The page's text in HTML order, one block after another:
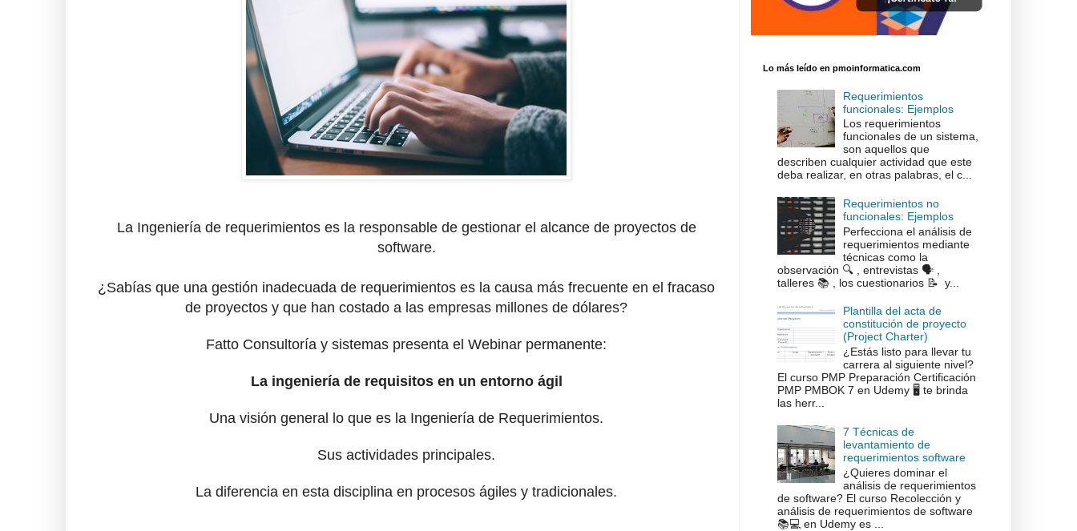
La Ingeniería de requerimientos es la responsable de gestionar el alcance de proyectos de
software.
¿Sabías que una gestión inadecuada de requerimientos es la causa más frecuente en el fracaso
de proyectos y que han costado a las empresas millones de dólares?
Fatto Consultoría y sistemas presenta el Webinar permanente:
La ingeniería de requisitos en un entorno ágil
Una visión general lo que es la Ingeniería de Requerimientos.
Sus actividades principales.
La diferencia en esta disciplina en procesos ágiles y tradicionales.
Lo más leído en pmoinformatica.com
Requerimientos
funcionales: Ejemplos
Los requerimientos
funcionales de un sistema,
son aquellos que
describen cualquier actividad que este
deba realizar, en otras palabras, el c...
Requerimientos no
funcionales: Ejemplos
Perfecciona el análisis de
requerimientos mediante
técnicas como la
observación 🔍 , entrevistas 🗣️ ,
talleres 📚 , los cuestionarios 📝 y...
Plantilla del acta de
constitución de proyecto
(Project Charter)
¿Estás listo para llevar tu
carrera al siguiente nivel?
El curso PMP Preparación Certificación
PMP PMBOK 7 en Udemy 🖥️ te brinda
las herr...
7 Técnicas de
levantamiento de
requerimientos software
¿Quieres dominar el
análisis de requerimientos
de software? El curso Recolección y
análisis de requerimientos de software
📚💻 en Udemy es ...